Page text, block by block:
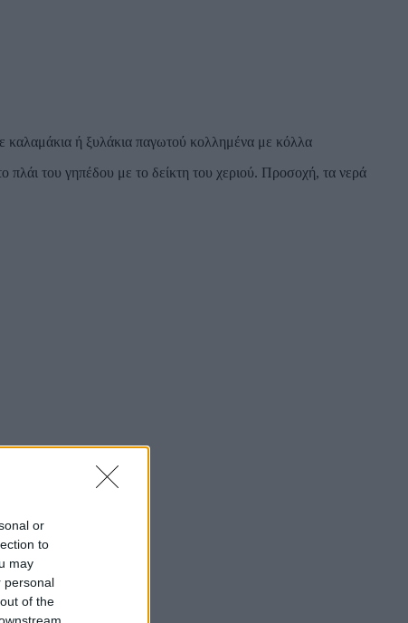
or
to
may
personal
of the
καλαμάκια ή ξυλάκια παγωτού κολλημένα με κόλλα
του γηπέδου με το δείκτη του χεριού. Προσοχή, τα νερά